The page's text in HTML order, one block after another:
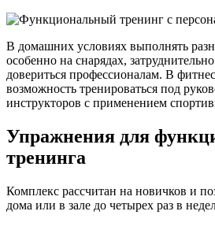
В домашних условиях выполнять
особенно на снарядах,
довериться профессионалам. В
возможность тренироваться под
инструкторов с применением
Упражнения для
тренинга
Комплекс рассчитан на новичков и
дома или в зале до четырех раз в